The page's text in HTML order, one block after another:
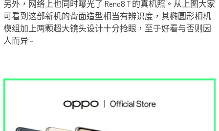
另外，网络上也同时曝光了 Reno8 T 的真机照。从上图大家
可看到这部新机的背面造型相当有辨识度，其椭圆形相机
模组加上两颗超大镜头设计十分抢眼，至于好看与否则因
人而异 ~